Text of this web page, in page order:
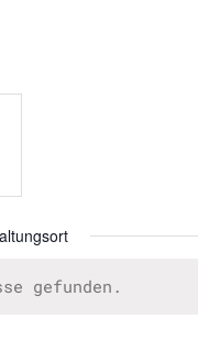
gefunden.